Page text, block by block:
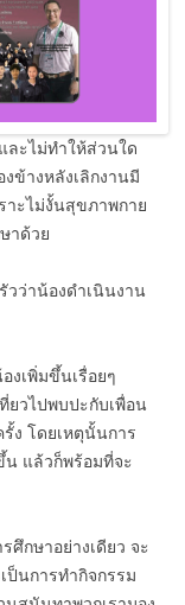
ละไม่ทำให้ส่วนใด
ข้างหลังเลิกงานมี
าะไม่งั้นสุขภาพกาย
าด้วย
ว่าน้องดำเนินงาน
งเพิ่มขึ้นเรื่อยๆ
ยวไปพบปะกับเพื่อน
ง โดยเหตุนั้นการ
น แล้วก็พร้อมที่จะ
ศึกษาอย่างเดียว จะ
ป็นการทำกิจกรรม